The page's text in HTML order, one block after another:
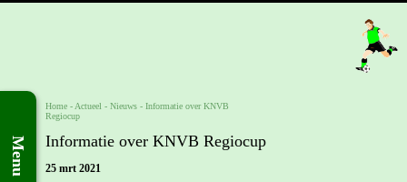
Menu
Home - Actueel - Nieuws - Informatie over KNVB
Regiocup
Informatie over KNVB Regiocup
25 mrt 2021